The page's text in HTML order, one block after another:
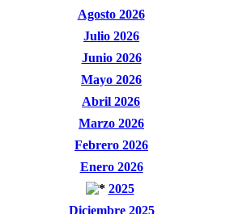
Agosto 2026
Julio 2026
Junio 2026
Mayo 2026
Abril 2026
Marzo 2026
Febrero 2026
Enero 2026
2025
Diciembre 2025